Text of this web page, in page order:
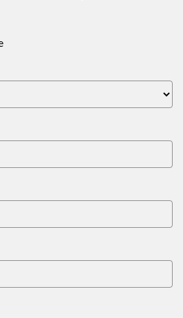
biens vendus